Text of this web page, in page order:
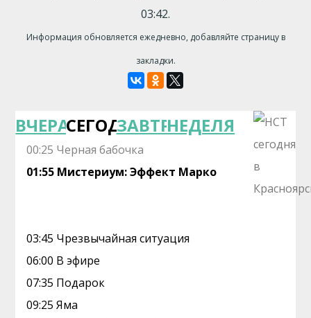
03:42.
Информация обновляется ежедневно, добавляйте страницу в
закладки.
ВЧЕРАСЕГОДНЯЗАВТРАНЕДЕЛЯ
00:25 Черная бабочка
01:55 Мистериум: Эффект Марко
03:45 Чрезвычайная ситуация
06:00 В эфире
07:35 Подарок
09:25 Яма